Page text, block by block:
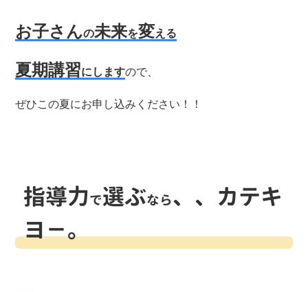
お子さんの未来を変える
夏期講習にしますので、
ぜひこの夏にお申し込みください！！
指導力で選ぶなら、、カテキ
ヨ－。